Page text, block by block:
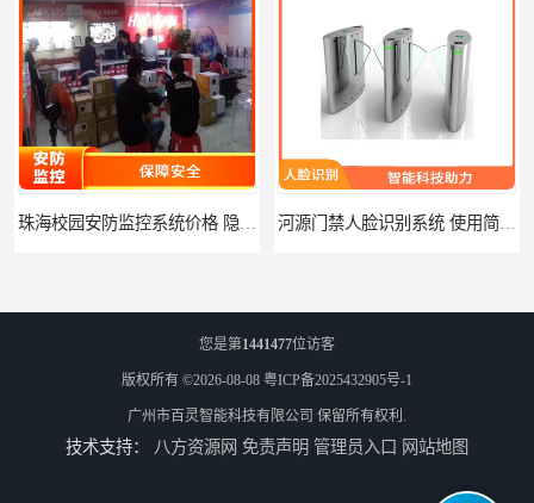
您是第1441477位访客
版权所有 ©2026-08-08 粤ICP备2025432905号-1
广州市百灵智能科技有限公司 保留所有权利.
技术支持： 八方资源网 免责声明 管理员入口 网站地图